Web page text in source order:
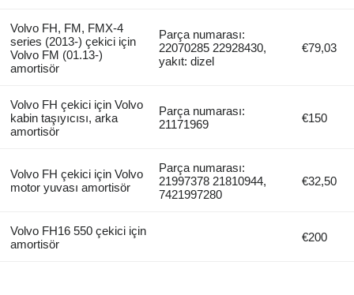
Volvo FH, FM, FMX-4
series (2013-) çekici için
Volvo FM (01.13-)
amortisör
Parça numarası:
22070285 22928430,
yakıt: dizel
€79,03
Volvo FH çekici için Volvo
kabin taşıyıcısı, arka
amortisör
Parça numarası:
21171969
€150
Volvo FH çekici için Volvo
motor yuvası amortisör
Parça numarası:
21997378 21810944,
7421997280
€32,50
Volvo FH16 550 çekici için
amortisör
€200